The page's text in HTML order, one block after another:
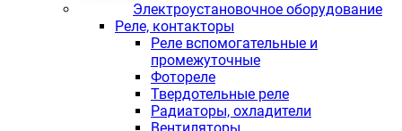
Электроустановочное оборудование
Реле, контакторы
Реле вспомогательные и
промежуточные
Фотореле
Твердотельные реле
Радиаторы, охладители